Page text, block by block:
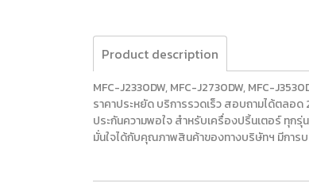
Product description
MFC-J2330DW, MFC-J2730DW, MFC-
ราคาประหยัด บริการรวดเร็ว สอบถามได้ตลอ
ประกันความพอใจ สำหรับเครื่องปริ้นเตอร์ ทุก
มั่นใจได้กับคุณภาพสินค้าของทางบริษัทฯ มีการ